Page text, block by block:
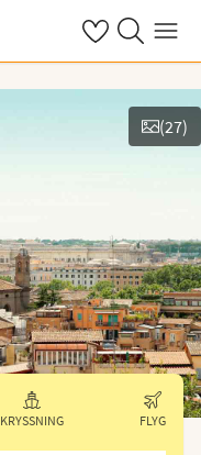
Se dinaSök på ving.se
Meny
(27)
KRYSSNING FLYG